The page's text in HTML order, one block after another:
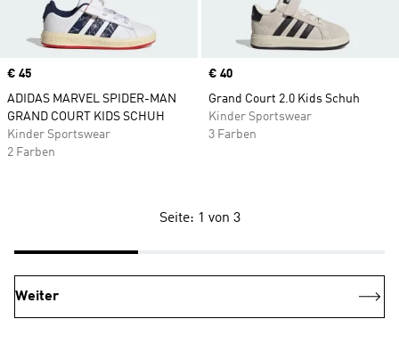
Price
€ 45
ADIDAS MARVEL SPIDER-MAN
GRAND COURT KIDS SCHUH
Kinder Sportswear
2 Farben
Price
€ 40
Grand Court 2.0 Kids Schuh
Kinder Sportswear
3 Farben
Seite: 1 von 3
Weiter